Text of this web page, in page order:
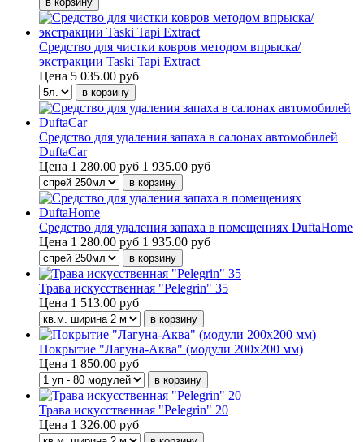
Средство для чистки ковров методом впрыска/
экстракции Taski Tapi Extract
Цена 5 035.00 руб
Средство для удаления запаха в салонах автомобилей
DuftaCar
Цена 1 280.00 руб 1 935.00 руб
Средство для удаления запаха в помещениях DuftaHome
Цена 1 280.00 руб 1 935.00 руб
Трава искусственная "Pelegrin" 35
Цена 1 513.00 руб
Покрытие "Лагуна-Аква" (модули 200х200 мм)
Цена 1 850.00 руб
Трава искусственная "Pelegrin" 20
Цена 1 326.00 руб